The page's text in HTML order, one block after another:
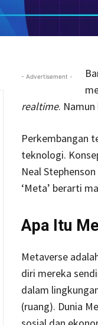
- Advertisement -
realtime.
Perkembangan
teknologi.
Neal
‘Meta’ berarti
Apa Itu
Metaverse
diri mereka
dalam
(ruang). Dunia